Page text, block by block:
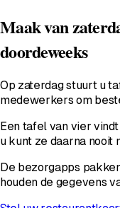
Maak van
doordeweeks
Op zaterdag stuurt u
medewerkers om
Een tafel van vier
u kunt ze daarna nooit
De bezorgapps
houden de gegevens